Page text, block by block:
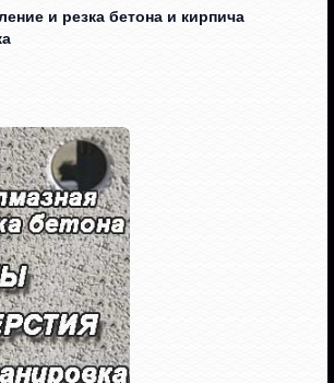
и резка бетона и кирпича